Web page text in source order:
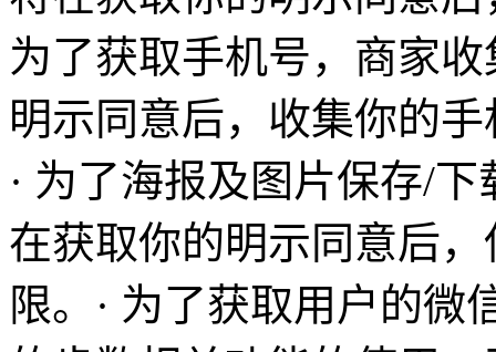
为了获取手机号，商家
明示同意后，收集你的
· 为了海报及图片保存/
在获取你的明示同意后
限。· 为了获取用户的微